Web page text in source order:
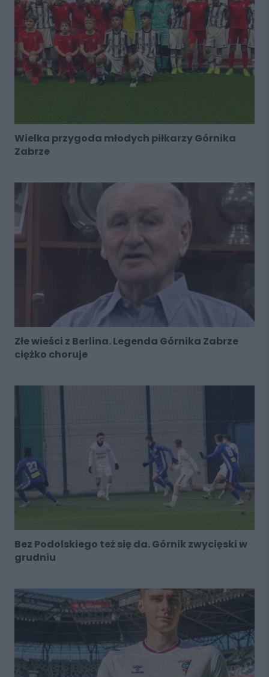
Wielka przygoda młodych piłkarzy Górnika
Zabrze
Złe wieści z Berlina. Legenda Górnika Zabrze
ciężko choruje
Bez Podolskiego też się da. Górnik zwycięski w
grudniu